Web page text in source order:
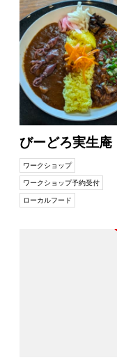
びーどろ実生庵
ワークショップ
ワークショップ予約受付
ローカルフード